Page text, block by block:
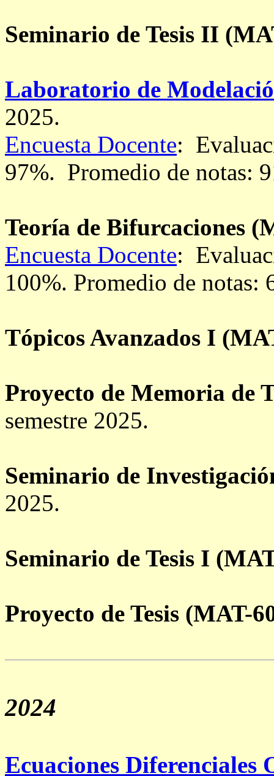
Seminario de Tesis II
Laboratorio de
2025.
Encuesta Docente:
97%. Promedio de notas:
Teoría de Bifurcaciones
Encuesta Docente:
100%. Promedio de notas:
Tópicos Avanzados I
Proyecto de Memoria de
semestre 2025.
Seminario de
2025.
Seminario de Tesis I
Proyecto de Tesis (MAT-
2024
Ecuaciones Diferenciales